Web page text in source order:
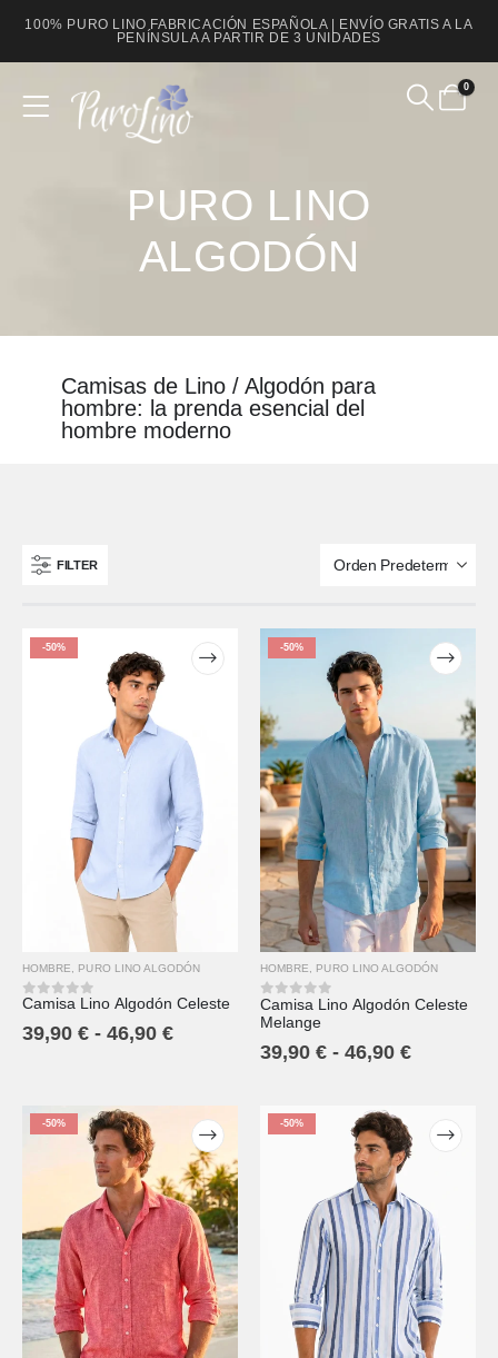
100% PURO LINO FABRICACIÓN ESPAÑOLA | ENVÍO GRATIS A LA
PENÍNSULA A PARTIR DE 3 UNIDADES
0
PURO LINO
ALGODÓN
Camisas de Lino / Algodón para
hombre: la prenda esencial del
hombre moderno
FILTER
-50%
HOMBRE PURO LINO ALGODÓN
0out of 5
Camisa Lino Algodón Celeste
39,90 € - 46,90 €
-50%
HOMBRE, PURO LINO ALGODÓN
0out of 5
Camisa Lino Algodón Celeste
Melange
39,90 € - 46,90 €
-50% -50%